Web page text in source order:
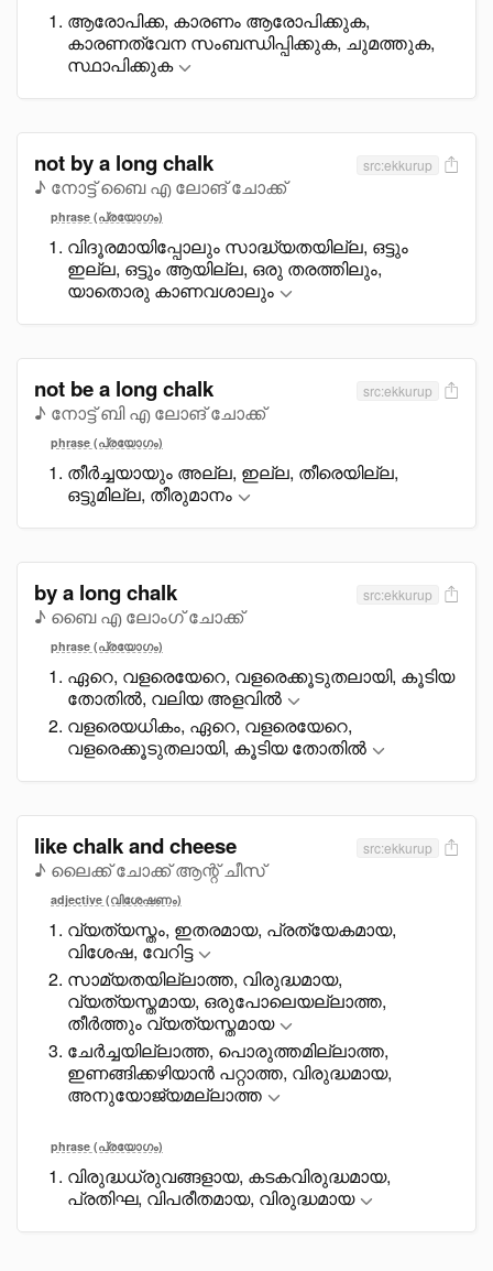
ആരോപിക്ക, കാരണം ആരോപിക്കുക,
കാരണത്വേന സംബന്ധിപ്പിക്കുക, ചുമത്തുക,
സ്ഥാപിക്കുക
not by a long chalk
♪ നോട്ട് ബൈ എ ലോങ് ചോക്ക്
src:ekkurup
phrase (പ്രയോഗം)
വിദൂരമായിപ്പോലും സാദ്ധ്യതയില്ല, ഒട്ടും
ഇല്ല, ഒട്ടും ആയില്ല, ഒരു തരത്തിലും,
യാതൊരു കാണവശാലും
not be a long chalk
♪ നോട്ട് ബി എ ലോങ് ചോക്ക്
src:ekkurup
phrase (പ്രയോഗം)
തീർച്ചയായും അല്ല, ഇല്ല, തീരെയില്ല,
ഒട്ടുമില്ല, തീരുമാനം
by a long chalk
♪ ബൈ എ ലോംഗ് ചോക്ക്
src:ekkurup
phrase (പ്രയോഗം)
ഏറെ, വളരെയേറെ, വളരെക്കൂടുതലായി, കൂടിയ
തോതിൽ, വലിയ അളവിൽ
വളരെയധികം, ഏറെ, വളരെയേറെ,
വളരെക്കൂടുതലായി, കൂടിയ തോതിൽ
like chalk and cheese
♪ ലൈക്ക് ചോക്ക് ആന്റ് ചീസ്
src:ekkurup
adjective (വിശേഷണം)
വ്യത്യസ്തം, ഇതരമായ, പ്രത്യേകമായ,
വിശേഷ, വേറിട്ട
സാമ്യതയില്ലാത്ത, വിരുദ്ധമായ,
വ്യത്യസ്തമായ, ഒരുപോലെയല്ലാത്ത,
തീർത്തും വ്യത്യസ്തമായ
ചേർച്ചയില്ലാത്ത, പൊരുത്തമില്ലാത്ത,
ഇണങ്ങിക്കഴിയാൻ പറ്റാത്ത, വിരുദ്ധമായ,
അനുയോജ്യമല്ലാത്ത
phrase (പ്രയോഗം)
വിരുദ്ധധ്രുവങ്ങളായ, കടകവിരുദ്ധമായ,
പ്രതിഘ, വിപരീതമായ, വിരുദ്ധമായ